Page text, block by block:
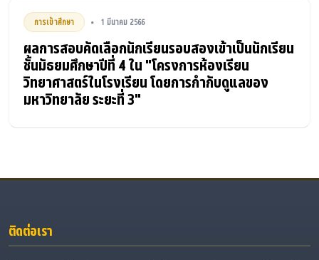
การเข้าศึกษา • 1 มีนาคม 2566
ผลการสอบคัดเลือกนักเรียนรอบสองเข้าเป็นนักเรียน
ชั้นมัธยมศึกษาปีที่ 4 ใน "โครงการห้องเรียน
วิทยาศาสตร์ในโรงเรียน โดยการกำกับดูแลของ
มหาวิทยาลัย ระยะที่ 3"
ติดต่อเรา